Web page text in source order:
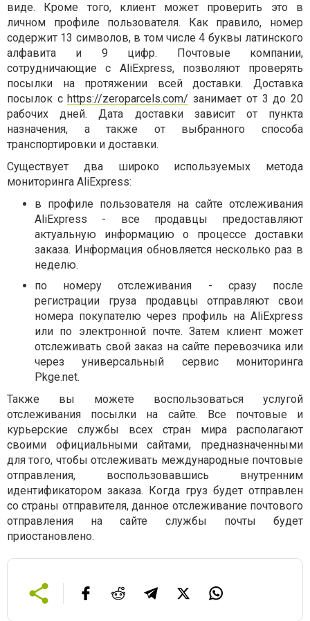
виде. Кроме того, клиент может проверить это в
личном профиле пользователя. Как правило, номер
содержит 13 символов, в том числе 4 буквы латинского
алфавита и 9 цифр. Почтовые компании,
сотрудничающие с AliExpress, позволяют проверять
посылки на протяжении всей доставки. Доставка
посылок сhttps://zeroparcels.com/ занимает от 3 до 20
рабочих дней. Дата доставки зависит от пункта
назначения, а также от выбранного способа
транспортировки и доставки.
Существует два широко используемых метода
мониторинга AliExpress:
в профиле пользователя на сайте отслеживания
AliExpress - все продавцы предоставляют
актуальную информацию о процессе доставки
заказа. Информация обновляется несколько раз в
неделю.
по номеру отслеживания - сразу после
регистрации груза продавцы отправляют свои
номера покупателю через профиль на AliExpress
или по электронной почте. Затем клиент может
отслеживать свой заказ на сайте перевозчика или
через универсальный сервис мониторинга
Pkge.net.
Также вы можете воспользоваться услугой
отслеживания посылки на сайте. Все почтовые и
курьерские службы всех стран мира располагают
своими официальными сайтами, предназначенными
для того, чтобы отслеживать международные почтовые
отправления, воспользовавшись внутренним
идентификатором заказа. Когда груз будет отправлен
со страны отправителя, данное отслеживание почтового
отправления на сайте службы почты будет
приостановлено.